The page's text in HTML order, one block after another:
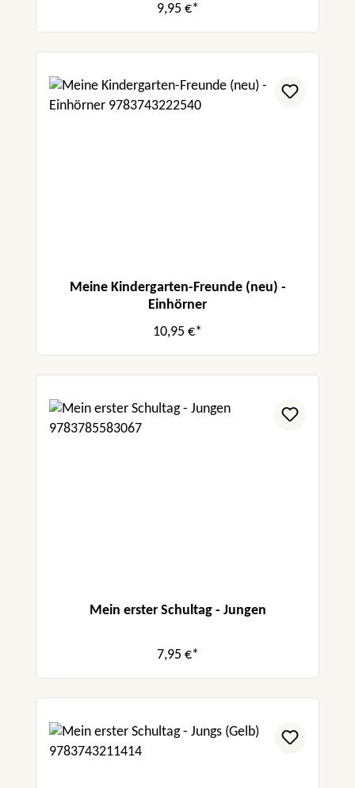
9,95 €*
Meine Kindergarten-Freunde (neu) -
Einhörner
10,95 €*
Mein erster Schultag - Jungen
7,95 €*